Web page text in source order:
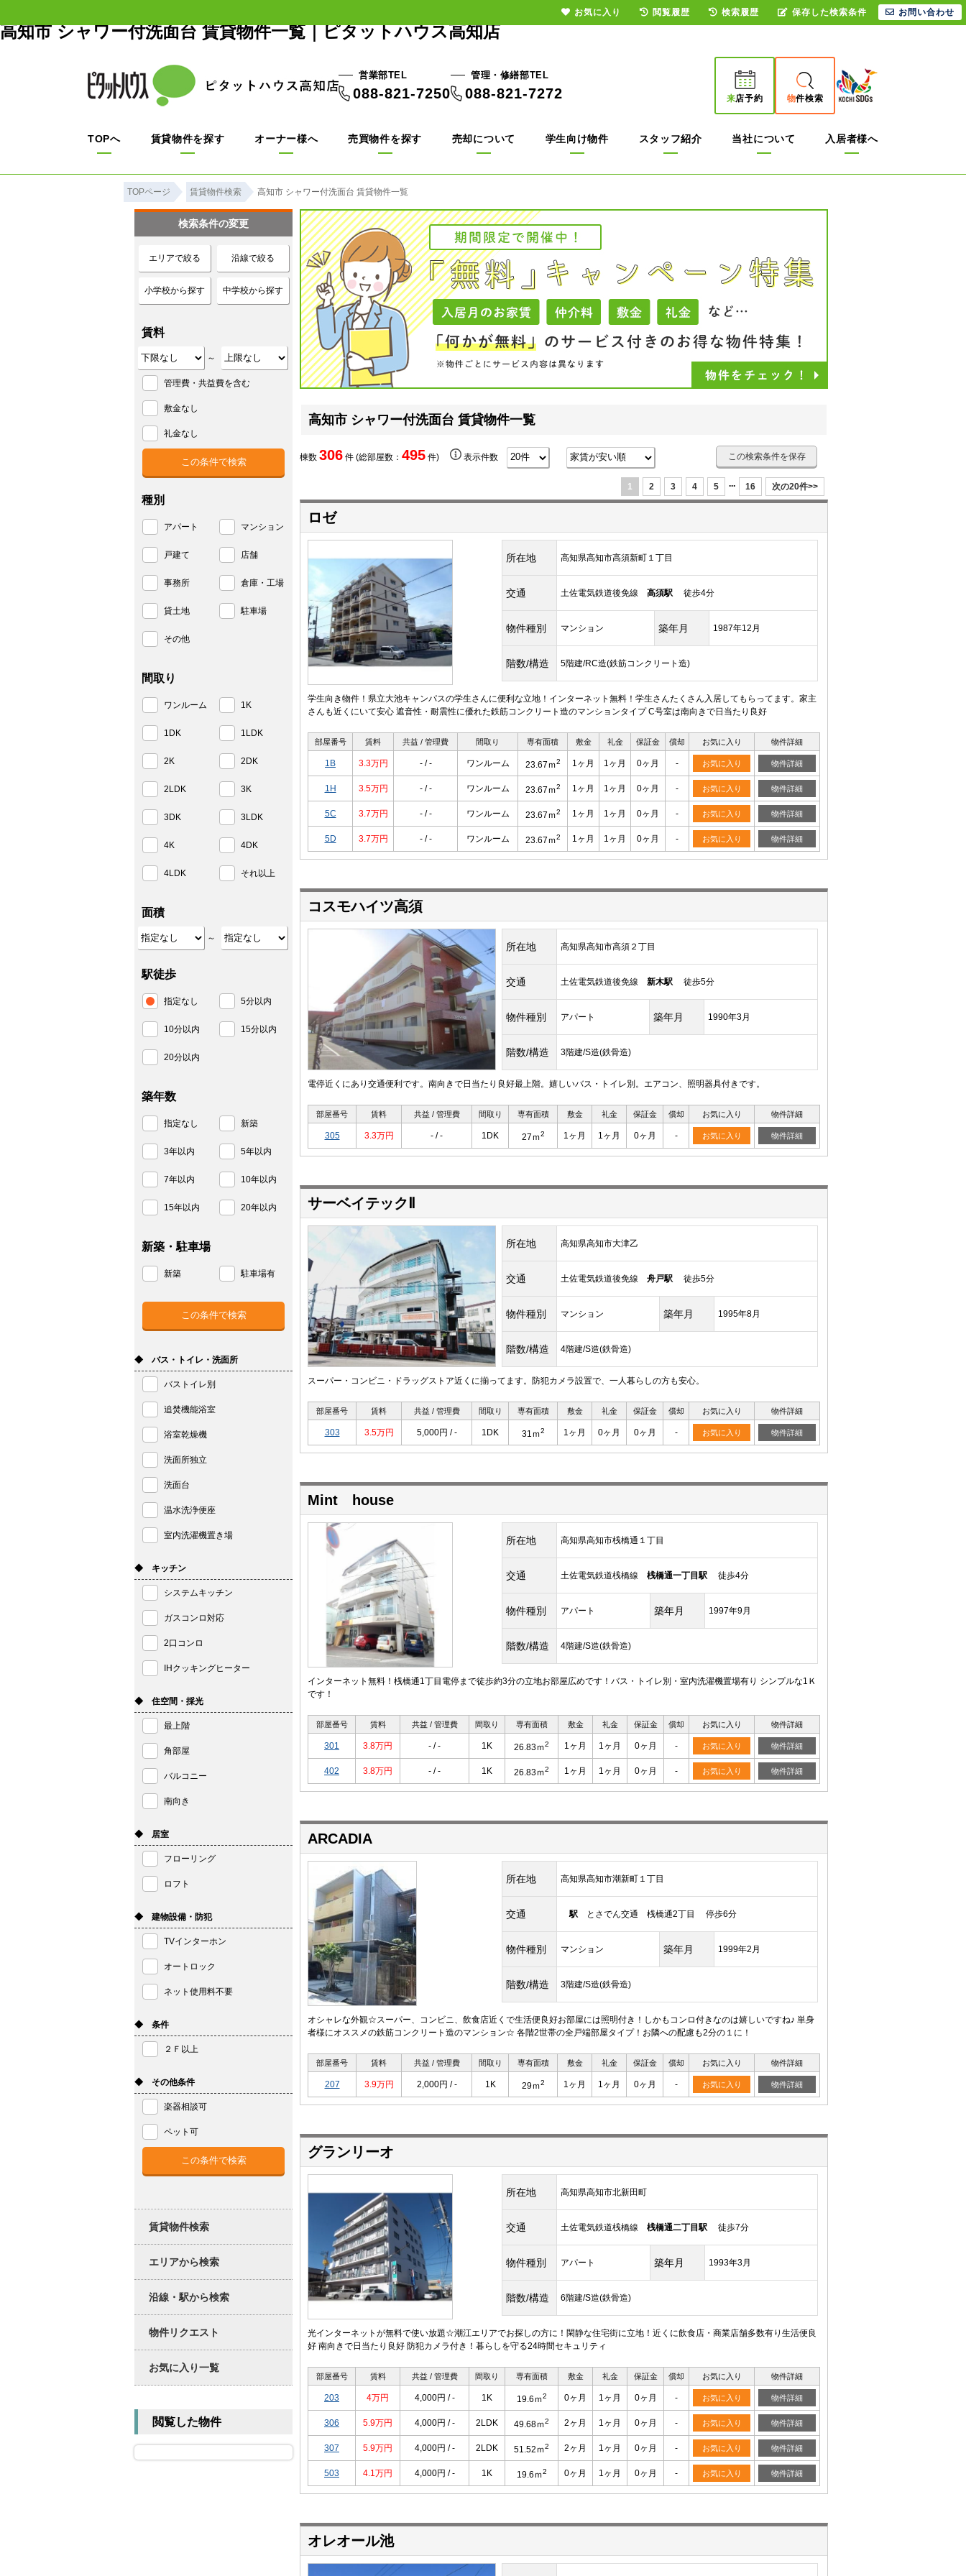
高知市 シャワー付洗面台 賃貸物件一覧｜ピタットハウス高知店
営業部TEL
088-821-7250
管理・修繕部TEL
088-821-7272 来店予約 物件検索
TOPへ 賃貸物件を探す オーナー様へ 売買物件を探す 売却について 学生向け物件 スタッフ紹介 当社について 入居者様へ
TOPページ 賃貸物件検索 高知市 シャワー付洗面台 賃貸物件一覧
高知市 シャワー付洗面台 賃貸物件一覧
棟数 306 件 (総部屋数： 495 件) 表示件数 この検索条件を保存
1 2 3 4 5 ... 16 次の20件>>
ロゼ
所在地 高知県高知市高須新町１丁目
交通 土佐電気鉄道後免線 高須駅 徒歩4分
物件種別 マンション 築年月 1987年12月
階数/構造 5階建/RC造(鉄筋コンクリート造)
学生向き物件！県立大池キャンパスの学生さんに便利な立地！インターネット無料！学生さんたくさん入居してもらってます。家主
さんも近くにいて安心 遮音性・耐震性に優れた鉄筋コンクリート造のマンションタイプ C号室は南向きで日当たり良好
部屋番号 賃料 共益 / 管理費 間取り 専有面積 敷金 礼金 保証金 償却 お気に入り 物件詳細
1B 3.3万円 - / - ワンルーム 23.67ｍ2 1ヶ月 1ヶ月 0ヶ月 - お気に入り 物件詳細
1H 3.5万円 - / - ワンルーム 23.67ｍ2 1ヶ月 1ヶ月 0ヶ月 - お気に入り 物件詳細
5C 3.7万円 - / - ワンルーム 23.67ｍ2 1ヶ月 1ヶ月 0ヶ月 - お気に入り 物件詳細
5D 3.7万円 - / - ワンルーム 23.67ｍ2 1ヶ月 1ヶ月 0ヶ月 - お気に入り 物件詳細
コスモハイツ高須
所在地 高知県高知市高須２丁目
交通 土佐電気鉄道後免線 新木駅 徒歩5分
物件種別 アパート 築年月 1990年3月
階数/構造 3階建/S造(鉄骨造)
電停近くにあり交通便利です。南向きで日当たり良好最上階。嬉しいバス・トイレ別。エアコン、照明器具付きです。
部屋番号 賃料 共益 / 管理費 間取り 専有面積 敷金 礼金 保証金 償却 お気に入り 物件詳細
305 3.3万円 - / - 1DK 27ｍ2 1ヶ月 1ヶ月 0ヶ月 - お気に入り 物件詳細
サーベイテックⅡ
所在地 高知県高知市大津乙
交通 土佐電気鉄道後免線 舟戸駅 徒歩5分
物件種別 マンション 築年月 1995年8月
階数/構造 4階建/S造(鉄骨造)
スーパー・コンビニ・ドラッグストア近くに揃ってます。防犯カメラ設置で、一人暮らしの方も安心。
部屋番号 賃料 共益 / 管理費 間取り 専有面積 敷金 礼金 保証金 償却 お気に入り 物件詳細
303 3.5万円 5,000円 / - 1DK 31ｍ2 1ヶ月 0ヶ月 0ヶ月 - お気に入り 物件詳細
Mint house
所在地 高知県高知市桟橋通１丁目
交通 土佐電気鉄道桟橋線 桟橋通一丁目駅 徒歩4分
物件種別 アパート 築年月 1997年9月
階数/構造 4階建/S造(鉄骨造)
インターネット無料！桟橋通1丁目電停まで徒歩約3分の立地お部屋広めです！バス・トイレ別・室内洗濯機置場有り シンプルな1Ｋ
です！
部屋番号 賃料 共益 / 管理費 間取り 専有面積 敷金 礼金 保証金 償却 お気に入り 物件詳細
301 3.8万円 - / - 1K 26.83ｍ2 1ヶ月 1ヶ月 0ヶ月 - お気に入り 物件詳細
402 3.8万円 - / - 1K 26.83ｍ2 1ヶ月 1ヶ月 0ヶ月 - お気に入り 物件詳細
ARCADIA
所在地 高知県高知市潮新町１丁目
交通 駅 とさでん交通 桟橋通2丁目 停歩6分
物件種別 マンション 築年月 1999年2月
階数/構造 3階建/S造(鉄骨造)
オシャレな外観☆スーパー、コンビニ、飲食店近くで生活便良好お部屋には照明付き！しかもコンロ付きなのは嬉しいですね♪ 単身
者様にオススメの鉄筋コンクリート造のマンション☆ 各階2世帯の全戸端部屋タイプ！お隣への配慮も2分の１に！
部屋番号 賃料 共益 / 管理費 間取り 専有面積 敷金 礼金 保証金 償却 お気に入り 物件詳細
207 3.9万円 2,000円 / - 1K 29ｍ2 1ヶ月 1ヶ月 0ヶ月 - お気に入り 物件詳細
グランリーオ
所在地 高知県高知市北新田町
交通 土佐電気鉄道桟橋線 桟橋通二丁目駅 徒歩7分
物件種別 アパート 築年月 1993年3月
階数/構造 6階建/S造(鉄骨造)
光インターネットが無料で使い放題☆潮江エリアでお探しの方に！閑静な住宅街に立地！近くに飲食店・商業店舗多数有り生活便良
好 南向きで日当たり良好 防犯カメラ付き！暮らしを守る24時間セキュリティ
部屋番号 賃料 共益 / 管理費 間取り 専有面積 敷金 礼金 保証金 償却 お気に入り 物件詳細
203 4万円 4,000円 / - 1K 19.6ｍ2 0ヶ月 1ヶ月 0ヶ月 - お気に入り 物件詳細
306 5.9万円 4,000円 / - 2LDK 49.68ｍ2 2ヶ月 1ヶ月 0ヶ月 - お気に入り 物件詳細
307 5.9万円 4,000円 / - 2LDK 51.52ｍ2 2ヶ月 1ヶ月 0ヶ月 - お気に入り 物件詳細
503 4.1万円 4,000円 / - 1K 19.6ｍ2 0ヶ月 1ヶ月 0ヶ月 - お気に入り 物件詳細
オレオール池
検索条件の変更
エリアで絞る 沿線で絞る
小学校から探す 中学校から探す
賃料
～
管理費・共益費を含む
敷金なし
礼金なし
種別
アパート マンション
戸建て 店舗
事務所 倉庫・工場
貸土地 駐車場
その他
間取り
ワンルーム 1K
1DK 1LDK
2K 2DK
2LDK 3K
3DK 3LDK
4K 4DK
4LDK それ以上
面積
～
駅徒歩
指定なし 5分以内
10分以内 15分以内
20分以内
築年数
指定なし 新築
3年以内 5年以内
7年以内 10年以内
15年以内 20年以内
新築・駐車場
新築 駐車場有
◆ バス・トイレ・洗面所
バストイレ別
追焚機能浴室
浴室乾燥機
洗面所独立
洗面台
温水洗浄便座
室内洗濯機置き場
◆ キッチン
システムキッチン
ガスコンロ対応
2口コンロ
IHクッキングヒーター
◆ 住空間・採光
最上階
角部屋
バルコニー
南向き
◆ 居室
フローリング
ロフト
◆ 建物設備・防犯
TVインターホン
オートロック
ネット使用料不要
◆ 条件
２Ｆ以上
◆ その他条件
楽器相談可
ペット可
賃貸物件検索
エリアから検索
沿線・駅から検索
物件リクエスト
お気に入り一覧
閲覧した物件
お気に入り 閲覧履歴 検索履歴 保存した検索条件 お問い合わせ